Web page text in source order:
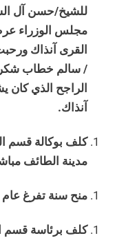
للشيخ/حسن آل
مجلس الوزراء
القرى آنذاك
/ سالم خطاب شكر
الراجح الذي كان
آنذاك.
كلف بوكالة قسم
مدينة الطائف
منح سنة تفرغ عام 1401/1402هـ.
كلف برئاسة قسم